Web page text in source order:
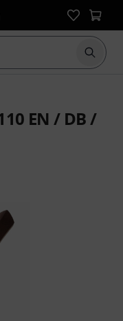
EN / DB /
3 évaluations clients